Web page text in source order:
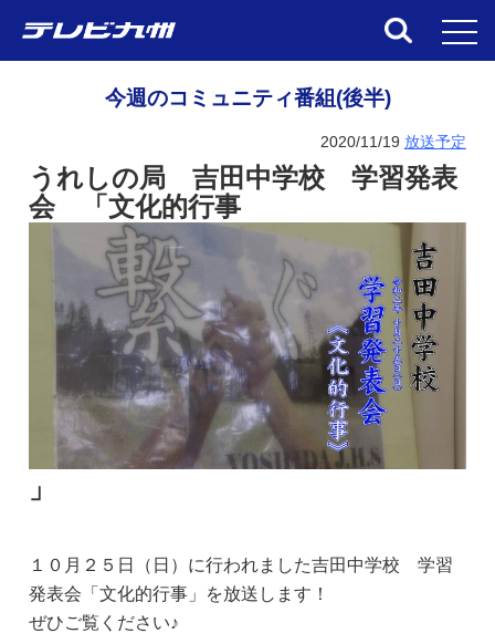
今週のコミュニティ番組(後半)
2020/11/19 放送予定
うれしの局 吉田中学校 学習発表
会 「文化的行事
」
１０月２５日（日）に行われました吉田中学校 学習
発表会「文化的行事」を放送します！
ぜひご覧ください♪